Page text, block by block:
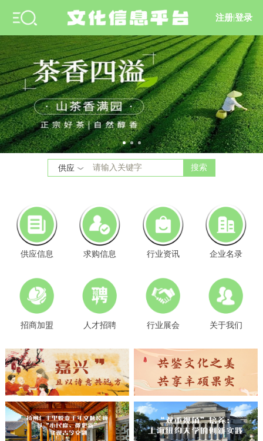
注册 |登录
供应 搜索
供应信息 求购信息 行业资讯 企业名录
招商加盟 人才招聘 行业展会 关于我们